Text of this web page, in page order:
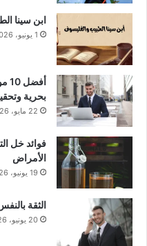
ابن سينا
1 يونيو، 2026
بحرية
22 مايو، 2026
فوائد خل
الأمراض
19 يونيو، 2026
الثقة
20 يونيو، 2026